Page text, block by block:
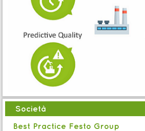
Società
Best Practice Festo Group